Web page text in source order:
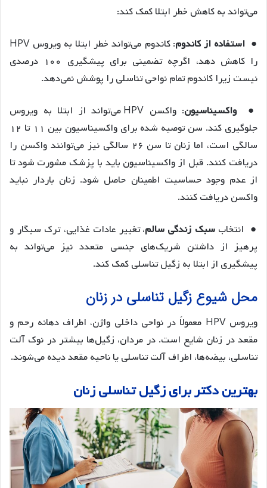
می‌تواند به کاهش خطر ابتلا کمک کند:
●استفاده از کاندوم
: کاندوم می‌تواند خطر ابتلا به ویروس HPV
را کاهش دهد، اگرچه تضمینی برای پیشگیری ۱۰۰ درصدی
نیست زیرا کاندوم تمام نواحی تناسلی را پوشش نمی‌دهد.
●واکسیناسیون
: واکسن HPV می‌تواند از ابتلا به ویروس
جلوگیری کند. سن توصیه شده برای واکسیناسیون بین ۱۱ تا ۱۲
سالگی است، اما زنان تا سن ۲۶ سالگی نیز می‌توانند واکسن را
دریافت کنند. قبل از واکسیناسیون باید با پزشک مشورت شود تا
از عدم وجود حساسیت اطمینان حاصل شود. زنان باردار نباید
واکسن دریافت کنند.
● انتخابسبک زندگی سالم، تغییر عادات غذایی، ترک سیگار و
پرهیز از داشتن شریک‌های جنسی متعدد نیز می‌تواند به
پیشگیری از ابتلا به زگیل تناسلی کمک کند.
محل شیوع زگیل تناسلی در زنان
ویروس HPV معمولاً در نواحی داخلی واژن، اطراف دهانه رحم و
مقعد در زنان شایع است. در مردان، زگیل‌ها بیشتر در نوک آلت
تناسلی، بیضه‌ها، اطراف آلت تناسلی یا ناحیه مقعد دیده می‌شوند.
بهترین دکتر برای زگیل تناسلی زنان